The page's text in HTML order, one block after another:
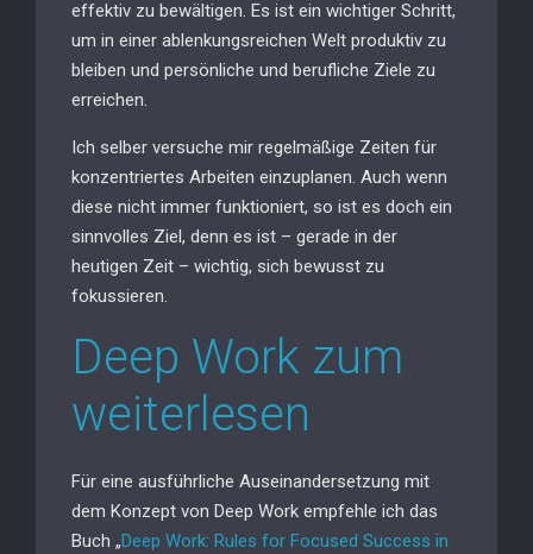
effektiv zu bewältigen. Es ist ein wichtiger Schritt,
um in einer ablenkungsreichen Welt produktiv zu
bleiben und persönliche und berufliche Ziele zu
erreichen.
Ich selber versuche mir regelmäßige Zeiten für
konzentriertes Arbeiten einzuplanen. Auch wenn
diese nicht immer funktioniert, so ist es doch ein
sinnvolles Ziel, denn es ist – gerade in der
heutigen Zeit – wichtig, sich bewusst zu
fokussieren.
Deep Work zum
weiterlesen
Für eine ausführliche Auseinandersetzung mit
dem Konzept von Deep Work empfehle ich das
Buch „Deep Work: Rules for Focused Success in